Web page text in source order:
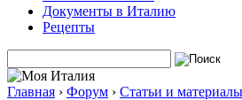
Документы в Италию
Рецепты
Главная › Форум › Статьи и